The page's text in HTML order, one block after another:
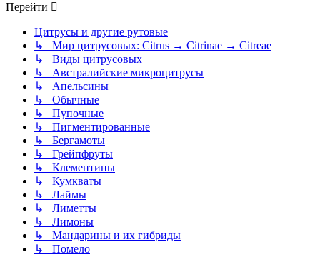
Перейти
Цитрусы и другие рутовые
↳ Мир цитрусовых: Citrus → Citrinae → Citreae
↳ Виды цитрусовых
↳ Австралийские микроцитрусы
↳ Апельсины
↳ Обычные
↳ Пупочные
↳ Пигментированные
↳ Бергамоты
↳ Грейпфруты
↳ Клементины
↳ Кумкваты
↳ Лаймы
↳ Лиметты
↳ Лимоны
↳ Мандарины и их гибриды
↳ Помело